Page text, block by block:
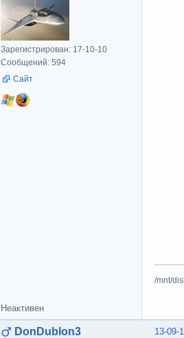
Зарегистрирован: 17-10-10
Сообщений: 594
Сайт
/mnt/
Неактивен
13-09-
DonDublon3